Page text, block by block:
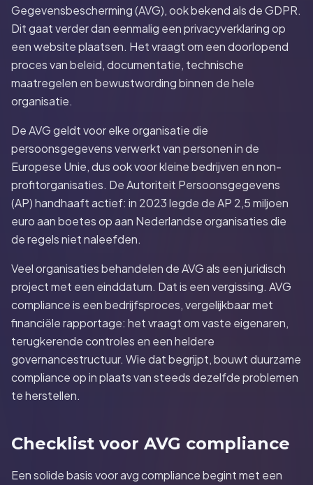
Gegevensbescherming (AVG), ook bekend als de GDPR.
Dit gaat verder dan eenmalig een privacyverklaring op
een website plaatsen. Het vraagt om een doorlopend
proces van beleid, documentatie, technische
maatregelen en bewustwording binnen de hele
organisatie.
De AVG geldt voor elke organisatie die
persoonsgegevens verwerkt van personen in de
Europese Unie, dus ook voor kleine bedrijven en non-
profitorganisaties. De Autoriteit Persoonsgegevens
(AP) handhaaft actief: in 2023 legde de AP 2,5 miljoen
euro aan boetes op aan Nederlandse organisaties die
de regels niet naleefden.
Veel organisaties behandelen de AVG als een juridisch
project met een einddatum. Dat is een vergissing. AVG
compliance is een bedrijfsproces, vergelijkbaar met
financiële rapportage: het vraagt om vaste eigenaren,
terugkerende controles en een heldere
governancestructuur. Wie dat begrijpt, bouwt duurzame
compliance op in plaats van steeds dezelfde problemen
te herstellen.
Checklist voor AVG compliance
Een solide basis voor avg compliance begint met een